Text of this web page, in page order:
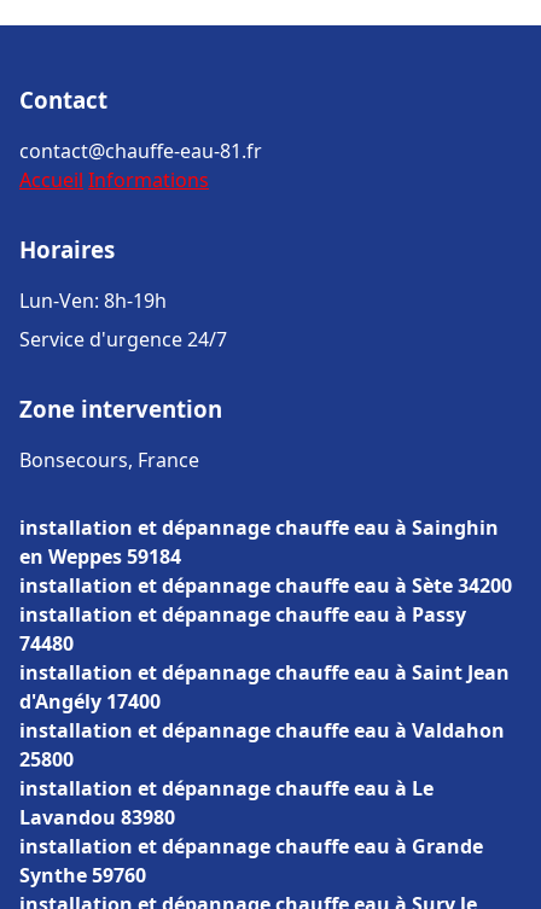
Contact
contact@chauffe-eau-81.fr
Accueil Informations
Horaires
Lun-Ven: 8h-19h
Service d'urgence 24/7
Zone intervention
Bonsecours, France
installation et dépannage chauffe eau à Sainghin
en Weppes 59184
installation et dépannage chauffe eau à Sète 34200
installation et dépannage chauffe eau à Passy
74480
installation et dépannage chauffe eau à Saint Jean
d'Angély 17400
installation et dépannage chauffe eau à Valdahon
25800
installation et dépannage chauffe eau à Le
Lavandou 83980
installation et dépannage chauffe eau à Grande
Synthe 59760